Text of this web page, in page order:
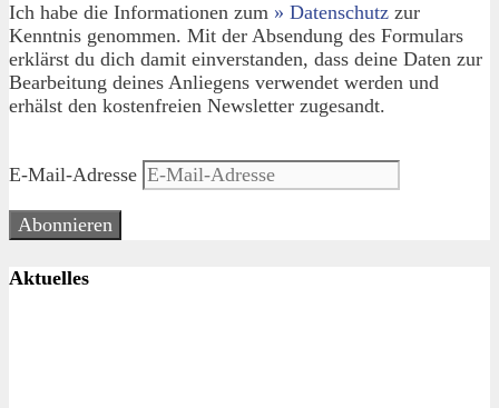
Ich habe die Informationen zum » Datenschutz zur
Kenntnis genommen. Mit der Absendung des Formulars
erklärst du dich damit einverstanden, dass deine Daten zur
Bearbeitung deines Anliegens verwendet werden und
erhälst den kostenfreien Newsletter zugesandt.
E-Mail-Adresse
Abonnieren
Aktuelles